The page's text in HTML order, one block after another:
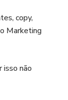
copy,
Marketing
isso não